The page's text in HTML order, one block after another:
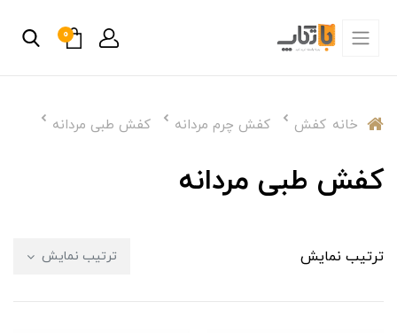
0
خانه کفش کفش چرم مردانه کفش طبی مردانه
کفش طبی مردانه
ترتیب نمایش ترتیب نمایش